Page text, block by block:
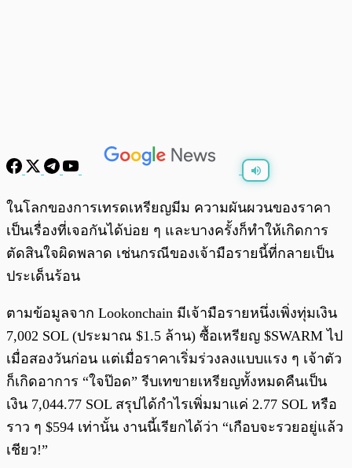
ในโลกของการเทรดเหรียญมีม ความผันผวนของราคา
เป็นเรื่องที่เจอกันได้บ่อย ๆ และบางครั้งก็ทำให้เกิดการ
ตัดสินใจผิดพลาด เช่นกรณีของเจ้ามือรายนี้ที่กลายเป็น
ประเด็นร้อน
ตามข้อมูลจาก Lookonchain มีเจ้ามือรายหนึ่งเพิ่งทุ่มเงิน
7,002 SOL (ประมาณ $1.5 ล้าน) ซื้อเหรียญ $SWARM ไป
เมื่อสองวันก่อน แต่เมื่อราคาเริ่มร่วงลงแบบแรง ๆ เจ้าตัว
ก็เกิดอาการ “ใจป๊อด” รีบเทขายเหรียญทั้งหมดคืนเป็น
เงิน 7,044.77 SOL สรุปได้กำไรเพิ่มมาแค่ 2.77 SOL หรือ
ราว ๆ $594 เท่านั้น งานนี้เรียกได้ว่า “เกือบจะรวยอยู่แล้ว
เชียว!”